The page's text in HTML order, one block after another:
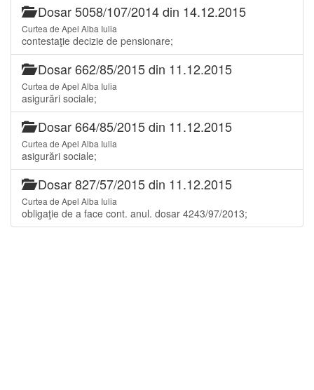
Dosar 5058/107/2014 din 14.12.2015
Curtea de Apel Alba Iulia
contestaţie decizie de pensionare;
Dosar 662/85/2015 din 11.12.2015
Curtea de Apel Alba Iulia
asigurări sociale;
Dosar 664/85/2015 din 11.12.2015
Curtea de Apel Alba Iulia
asigurări sociale;
Dosar 827/57/2015 din 11.12.2015
Curtea de Apel Alba Iulia
obligaţie de a face cont. anul. dosar 4243/97/2013;